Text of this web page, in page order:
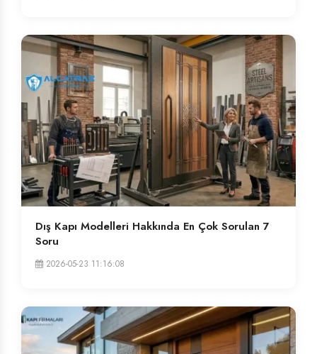
Dış Kapı Modelleri Hakkında En Çok Sorulan 7
Soru
2026-05-23 11:16:08